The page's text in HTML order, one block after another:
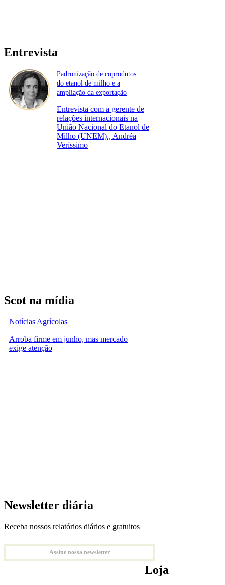
Entrevista
Padronização de coprodutos
do etanol de milho e a
ampliação da exportação
Entrevista com a gerente de
relações internacionais na
União Nacional do Etanol de
Milho (UNEM)., Andréa
Veríssimo
Scot na mídia
Notícias Agrícolas
Arroba firme em junho, mas mercado
exige atenção
Newsletter diária
Receba nossos relatórios diários e gratuitos
Assine nossa newsletter
Loja